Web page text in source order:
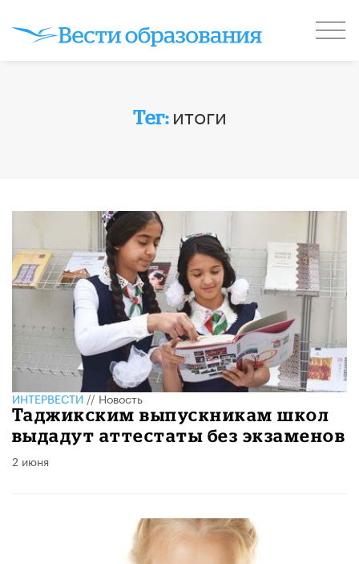
Тег: итоги
ИНТЕРВЕСТИ//Новость
Таджикским выпускникам школ
выдадут аттестаты без экзаменов
2 июня